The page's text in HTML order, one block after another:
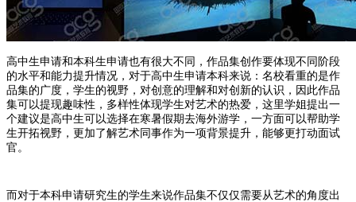
高中生申请和本科生申请也有很大不同，作品集创作要体现不同阶段
的水平和能力提升情况，对于高中生申请本科来说：名校看重的是作
品集的广度，学生的视野，对创意的理解和对创新的认识，因此作品
集可以提现趣味性，多样性体现学生对艺术的热爱，这里学姐提出一
个建议是高中生可以选择在寒暑假期去海外游学，一方面可以帮助学
生开拓视野，更加了解艺术同事作为一项背景提升，能够更打动面试
官。
而对于本科申请研究生的学生来说作品集不仅仅需要从艺术的角度出